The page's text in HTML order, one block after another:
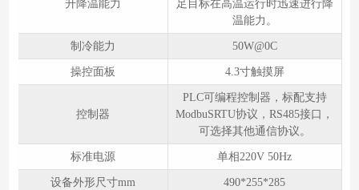
升降温能⼒
⾜⽬标在⾼温运⾏时迅速进⾏降
温能⼒。
制冷能⼒ 50W@0C
操控⾯板 4.3⼨触摸屏
控制器
PLC可编程控制器，标配⽀持
ModbuSRTU协议，RS485接⼝，
可选择其他通信协议。
标准电源 单相220V 50Hz
设备外形尺⼨mm 490*255*285